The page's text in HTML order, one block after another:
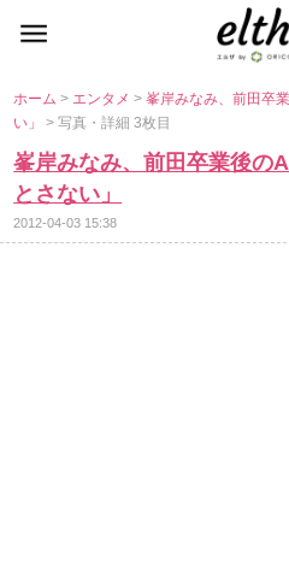
ホーム> エンタメ>峯岸みなみ、前田卒
い」> 写真・詳細 3枚目
峯岸みなみ、前田卒業後の
とさない」
2012-04-03 15:38